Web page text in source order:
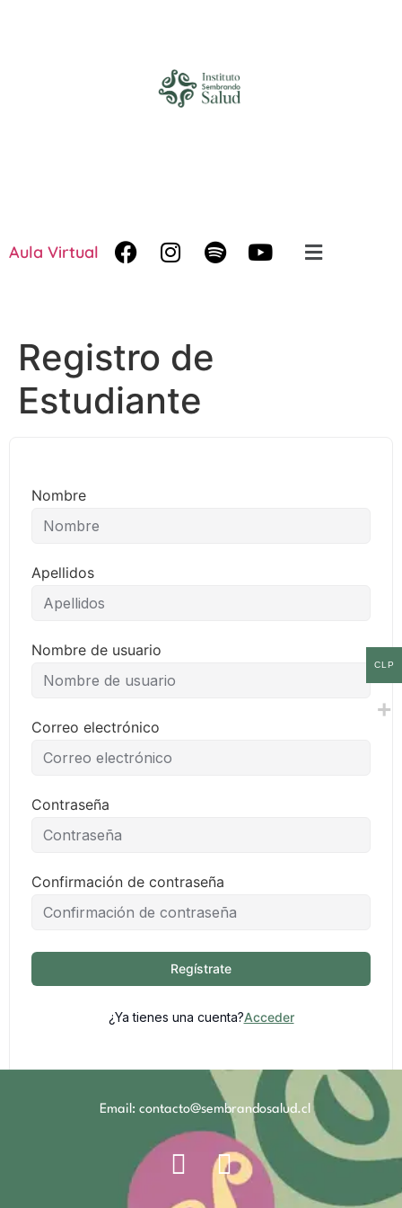
Aula Virtual
Registro de
Estudiante
Nombre
Apellidos
Nombre de usuario
Correo electrónico
Contraseña
Confirmación de contraseña
Regístrate
¿Ya tienes una cuenta?Acceder
Email: contacto@sembrandosalud.cl
CLP